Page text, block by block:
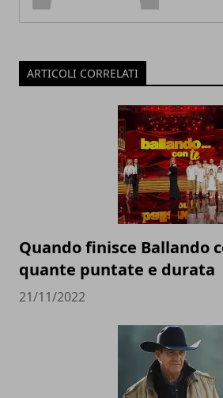
ARTICOLI CORRELATI
Quando finisce Ballando
quante puntate e durata
21/11/2022